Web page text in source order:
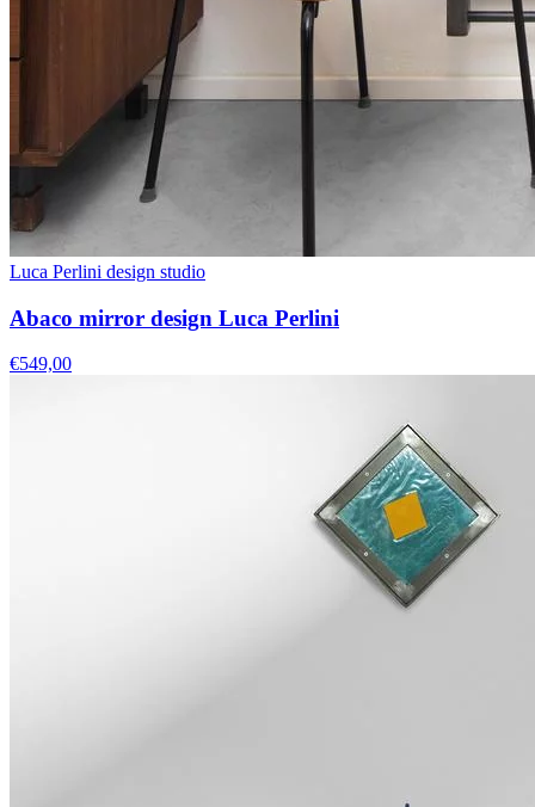
Luca Perlini design studio
Abaco mirror design Luca Perlini
€549,00